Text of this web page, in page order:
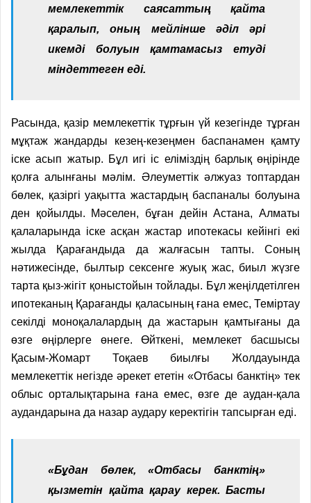
мемлекеттік саясаттың қайта
қаралып, оның мейлінше әділ әрі
икемді болуын қамтамасыз етуді
міндеттеген еді.
Расында, қазір мемлекеттік тұр­ғын үй кезегінде тұрған
мұқтаж жандарды кезең-кезеңмен баспанамен қамту
іске асып жатыр. Бұл игі іс еліміздің барлық өңірінде
қолға алынғаны мәлім. Әлеуметтік әлжуаз топтардан
бөлек, қазіргі уақытта жастардың баспаналы болуына
ден қойылды. Мәселен, бұған дейін Астана, Алматы
қалаларында іске асқан жастар ипотекасы кейінгі екі
жылда Қарағандыда да жалғасын тапты. Соның
нәтижесінде, былтыр сексенге жуық жас, биыл жүзге
тарта қыз-жігіт қоныстойын тойлады. Бұл жеңілдетілген
ипотеканың Қарағанды қаласының ғана емес, Теміртау
секілді моноқалалардың да жастарын қамтығаны да
өзге өңірлерге өнеге. Өйткені, мемлекет басшысы
Қасым-Жомарт Тоқаев биылғы Жолдауында
мемлекеттік негізде әрекет ететін «Отбасы банктің» тек
облыс орталықтарына ғана емес, өзге де аудан-қала
аудандарына да назар аудару керектігін тапсырған еді.
«Бұдан бөлек, «Отбасы банктің»
қызметін қайта қарау керек. Бас­ты